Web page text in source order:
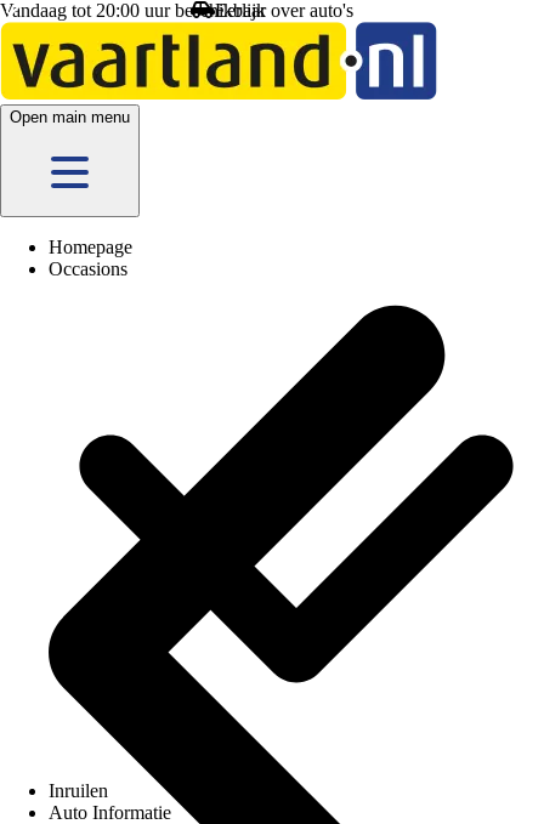
auto's
Vandaag tot 20:00 uur beschikbaar
Open main menu
Homepage
Occasions
Inruilen
Auto Informatie